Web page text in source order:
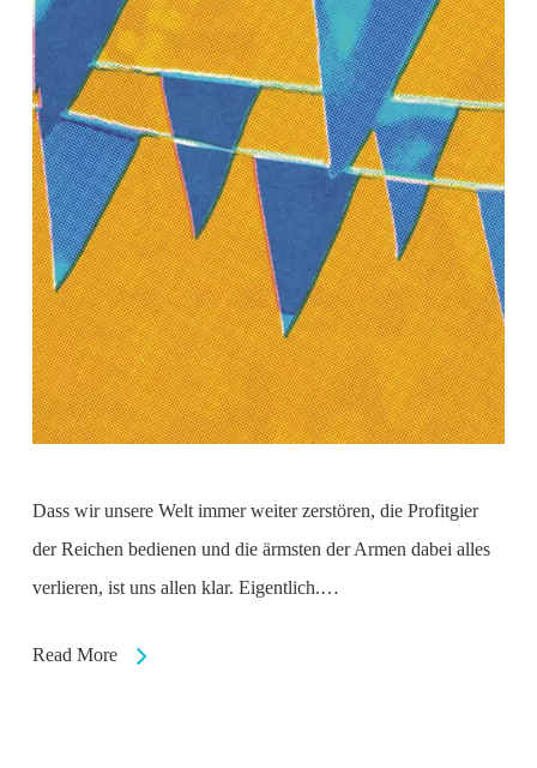
Dass wir unsere Welt immer weiter zerstören, die Profitgier
der Reichen bedienen und die ärmsten der Armen dabei alles
verlieren, ist uns allen klar. Eigentlich.…
Read More